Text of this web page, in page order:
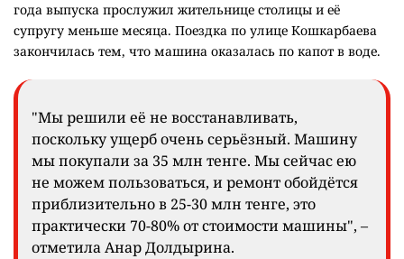
года выпуска прослужил жительнице столицы и её
супругу меньше месяца. Поездка по улице Кошкарбаева
закончилась тем, что машина оказалась по капот в воде.
"Мы решили её не восстанавливать,
поскольку ущерб очень серьёзный. Машину
мы покупали за 35 млн тенге. Мы сейчас ею
не можем пользоваться, и ремонт обойдётся
приблизительно в 25-30 млн тенге, это
практически 70-80% от стоимости машины", –
отметила Анар Долдырина.